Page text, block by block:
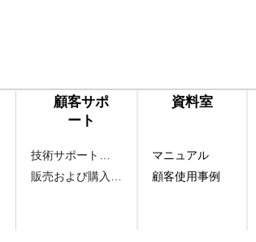
​顧客サポ
ート
​資料室
マニュアル
顧客使用事例